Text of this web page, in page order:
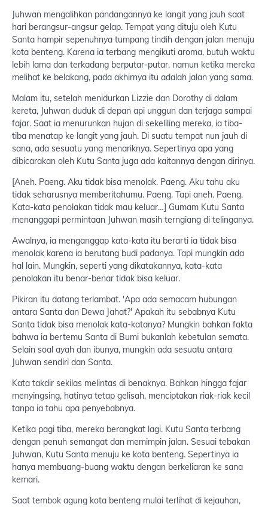
Juhwan mengalihkan pandangannya ke langit yang jauh saat
hari berangsur-angsur gelap. Tempat yang dituju oleh Kutu
Santa hampir sepenuhnya tumpang tindih dengan jalan menuju
kota benteng. Karena ia terbang mengikuti aroma, butuh waktu
lebih lama dan terkadang berputar-putar, namun ketika mereka
melihat ke belakang, pada akhirnya itu adalah jalan yang sama.
Malam itu, setelah menidurkan Lizzie dan Dorothy di dalam
kereta, Juhwan duduk di depan api unggun dan terjaga sampai
fajar. Saat ia menurunkan hujan di sekeliling mereka, ia tiba-
tiba menatap ke langit yang jauh. Di suatu tempat nun jauh di
sana, ada sesuatu yang menariknya. Sepertinya apa yang
dibicarakan oleh Kutu Santa juga ada kaitannya dengan dirinya.
[Aneh. Paeng. Aku tidak bisa menolak. Paeng. Aku tahu aku
tidak seharusnya memberitahumu. Paeng. Tapi aneh. Paeng.
Kata-kata penolakan tidak mau keluar…] Gumam Kutu Santa
menanggapi permintaan Juhwan masih terngiang di telinganya.
Awalnya, ia menganggap kata-kata itu berarti ia tidak bisa
menolak karena ia berutang budi padanya. Tapi mungkin ada
hal lain. Mungkin, seperti yang dikatakannya, kata-kata
penolakan itu benar-benar tidak bisa keluar.
Pikiran itu datang terlambat. 'Apa ada semacam hubungan
antara Santa dan Dewa Jahat?' Apakah itu sebabnya Kutu
Santa tidak bisa menolak kata-katanya? Mungkin bahkan fakta
bahwa ia bertemu Santa di Bumi bukanlah kebetulan semata.
Selain soal ayah dan ibunya, mungkin ada sesuatu antara
Juhwan sendiri dan Santa.
Kata takdir sekilas melintas di benaknya. Bahkan hingga fajar
menyingsing, hatinya tetap gelisah, menciptakan riak-riak kecil
tanpa ia tahu apa penyebabnya.
Ketika pagi tiba, mereka berangkat lagi. Kutu Santa terbang
dengan penuh semangat dan memimpin jalan. Sesuai tebakan
Juhwan, Kutu Santa menuju ke kota benteng. Sepertinya ia
hanya membuang-buang waktu dengan berkeliaran ke sana
kemari.
Saat tembok agung kota benteng mulai terlihat di kejauhan,